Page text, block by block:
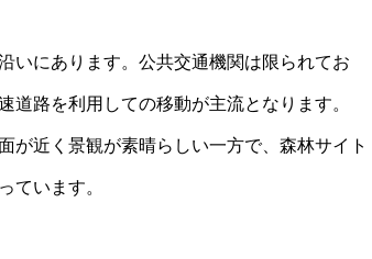
いにあります。公共交通機関は限られてお
道路を利用しての移動が主流となります。
が近く景観が素晴らしい一方で、森林サイト
ています。